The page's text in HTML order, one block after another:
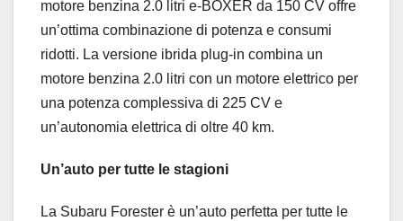
motore benzina 2.0 litri e-BOXER da 150 CV offre
un’ottima combinazione di potenza e consumi
ridotti. La versione ibrida plug-in combina un
motore benzina 2.0 litri con un motore elettrico per
una potenza complessiva di 225 CV e
un’autonomia elettrica di oltre 40 km.
Un’auto per tutte le stagioni
La Subaru Forester è un’auto perfetta per tutte le